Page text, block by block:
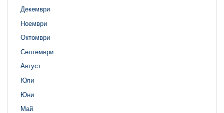
Декември
Ноември
Октомври
Септември
Август
Юли
Юни
Май